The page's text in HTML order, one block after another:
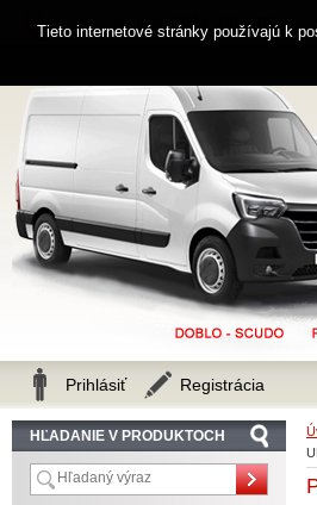
HĽADANIE V PRODUKTOCH
Zákaznícka linka 0914 238 482
Prihlásiť Registrácia
Tieto internetové stránky používajú k